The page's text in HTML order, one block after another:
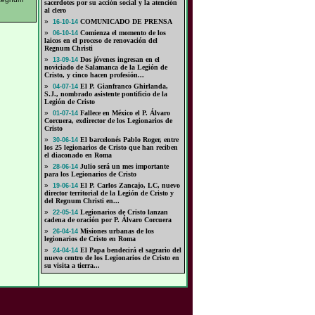
sacerdotes por su acción social y la atención
al clero
»
16-10-14COMUNICADO DE PRENSA
»
06-10-14Comienza el momento de los
laicos en el proceso de renovación del
Regnum Christi
»
13-09-14Dos jóvenes ingresan en el
noviciado de Salamanca de la Legión de
Cristo, y cinco hacen profesión...
»
04-07-14El P. Gianfranco Ghirlanda,
S.J., nombrado asistente pontificio de la
Legión de Cristo
»
01-07-14Fallece en México el P. Álvaro
Corcuera, exdirector de los Legionarios de
Cristo
»
30-06-14El barcelonés Pablo Roger, entre
los 25 legionarios de Cristo que han reciben
el diaconado en Roma
»
28-06-14Julio será un mes importante
para los Legionarios de Cristo
»
19-06-14El P. Carlos Zancajo, LC, nuevo
director territorial de la Legión de Cristo y
del Regnum Christi en...
»
22-05-14Legionarios de Cristo lanzan
cadena de oración por P. Álvaro Corcuera
»
26-04-14Misiones urbanas de los
legionarios de Cristo en Roma
»
24-04-14El Papa bendecirá el sagrario del
nuevo centro de los Legionarios de Cristo en
su visita a tierra...